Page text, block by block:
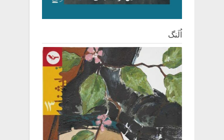
اُلَنگ